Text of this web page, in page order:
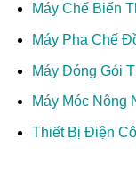
Máy Chế Biến
Máy Pha Chế
Máy Đóng Gói
Máy Móc Nông
Thiết Bị Điện